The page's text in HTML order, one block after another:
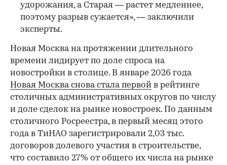
удорожания, а Старая — растет медленнее,
поэтому разрыв сужается», — заключили
эксперты.
Новая Москва на протяжении длительного
времени лидирует по доле спроса на
новостройки в столице. В январе 2026 года
Новая Москва снова стала первой в рейтинге
столичных административных округов по числу
и доле сделок на рынке новостроек. По данным
столичного Росреестра, в первый месяц этого
года в ТиНАО зарегистрировали 2,03 тыс.
договоров долевого участия в строительстве,
что составило 27% от общего их числа на рынке